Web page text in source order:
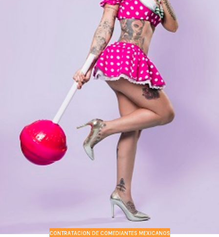
CONTRATACION DE COMEDIANTES MEXICANOS